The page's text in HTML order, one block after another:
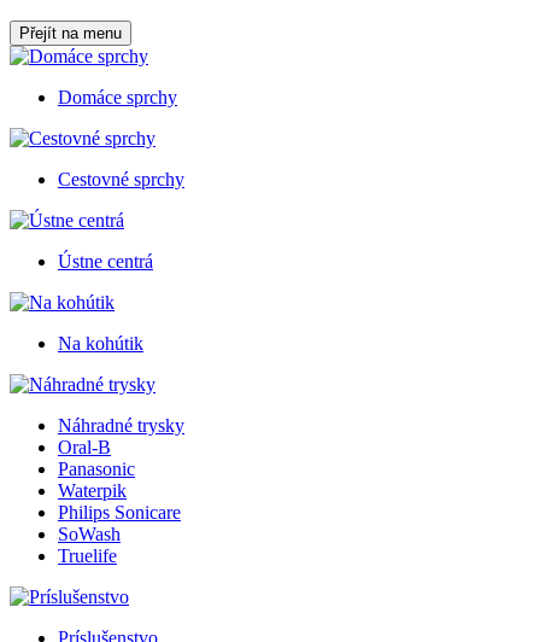
Přejít na menu
Domáce sprchy
Cestovné sprchy
Ústne centrá
Na kohútik
Náhradné trysky
Oral-B
Panasonic
Waterpik
Philips Sonicare
SoWash
Truelife